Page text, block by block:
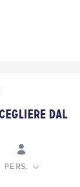
dal
PERS.